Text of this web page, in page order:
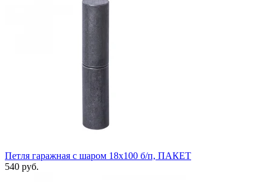
Петля гаражная с шаром 18х100 б/п, ПАКЕТ
540 руб.